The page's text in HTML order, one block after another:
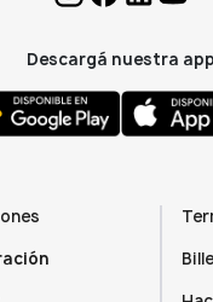
Descargá nuestra app